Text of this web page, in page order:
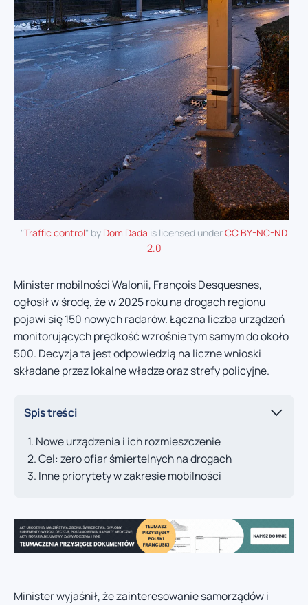
"Traffic control" by Dom Dada is licensed underCC BY-NC-ND
2.0
Minister mobilności Walonii, François Desquesnes,
ogłosił w środę, że w 2025 roku na drogach regionu
pojawi się 150 nowych radarów. Łączna liczba urządzeń
monitorujących prędkość wzrośnie tym samym do około
500. Decyzja ta jest odpowiedzią na liczne wnioski
składane przez lokalne władze oraz strefy policyjne.
Spis treści
Nowe urządzenia i ich rozmieszczenie
Cel: zero ofiar śmiertelnych na drogach
Inne priorytety w zakresie mobilności
Minister wyjaśnił, że zainteresowanie samorządów i